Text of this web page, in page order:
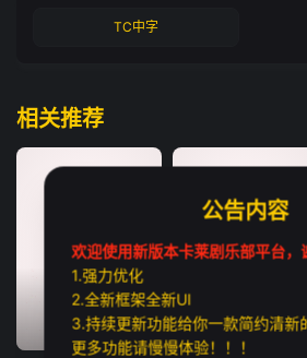
TC中字
相关推荐
TC中字 TC中字
公告内容
欢迎使用新版本卡莱剧乐部平台，
1.强力优化
2.全新框架全新UI
3.持续更新功能给你一款简约清新
更多功能请慢慢体验！！！